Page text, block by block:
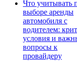
Что учитывать
выборе аренды
автомобиля с
водителем:
условия и
вопросы к
провайдеру